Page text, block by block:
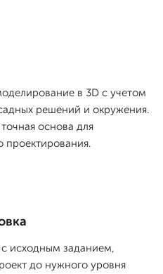
в 3D с учетом
решений и окружения.
основа для
проектирования.
исходным заданием,
до нужного уровня